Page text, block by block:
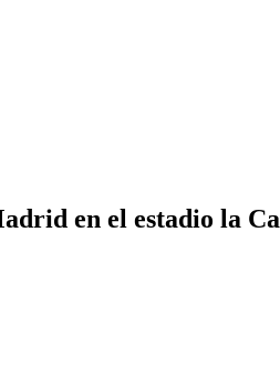
en el estadio la